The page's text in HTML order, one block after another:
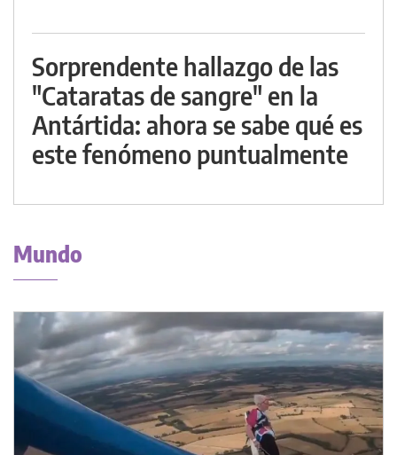
Sorprendente hallazgo de las
"Cataratas de sangre" en la
Antártida: ahora se sabe qué es
este fenómeno puntualmente
Mundo